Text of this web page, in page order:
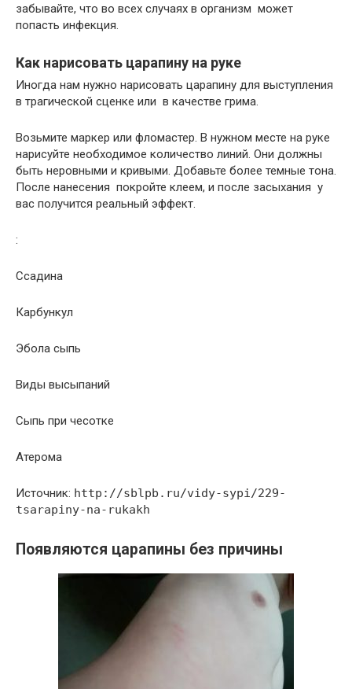
забывайте, что во всех случаях в организм может
попасть инфекция.
Как нарисовать царапину на руке
Иногда нам нужно нарисовать царапину для выступления
в трагической сценке или в качестве грима.
Возьмите маркер или фломастер. В нужном месте на руке
нарисуйте необходимое количество линий. Они должны
быть неровными и кривыми. Добавьте более темные тона.
После нанесения покройте клеем, и после засыхания у
вас получится реальный эффект.
:
Ссадина
Карбункул
Эбола сыпь
Виды высыпаний
Сыпь при чесотке
Атерома
Источник: http://sblpb.ru/vidy-sypi/229-
tsarapiny-na-rukakh
Появляются царапины без причины